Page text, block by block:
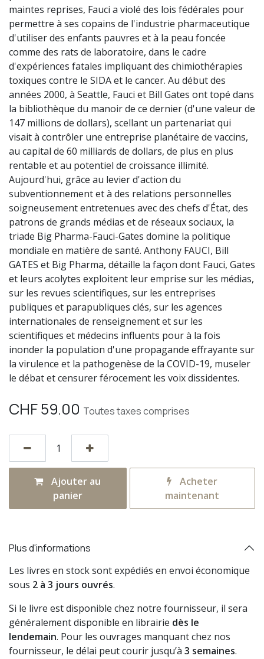
maintes reprises, Fauci a violé des lois fédérales pour
permettre à ses copains de l'industrie pharmaceutique
d'utiliser des enfants pauvres et à la peau foncée
comme des rats de laboratoire, dans le cadre
d'expériences fatales impliquant des chimiothérapies
toxiques contre le SIDA et le cancer. Au début des
années 2000, à Seattle, Fauci et Bill Gates ont topé dans
la bibliothèque du manoir de ce dernier (d'une valeur de
147 millions de dollars), scellant un partenariat qui
visait à contrôler une entreprise planétaire de vaccins,
au capital de 60 milliards de dollars, de plus en plus
rentable et au potentiel de croissance illimité.
Aujourd'hui, grâce au levier d'action du
subventionnement et à des relations personnelles
soigneusement entretenues avec des chefs d'État, des
patrons de grands médias et de réseaux sociaux, la
triade Big Pharma-Fauci-Gates domine la politique
mondiale en matière de santé. Anthony FAUCI, Bill
GATES et Big Pharma, détaille la façon dont Fauci, Gates
et leurs acolytes exploitent leur emprise sur les médias,
sur les revues scientifiques, sur les entreprises
publiques et parapubliques clés, sur les agences
internationales de renseignement et sur les
scientifiques et médecins influents pour à la fois
inonder la population d'une propagande effrayante sur
la virulence et la pathogenèse de la COVID-19, museler
le débat et censurer férocement les voix dissidentes.
CHF59.00 Toutes taxes comprises
Ajouter au
panier
Acheter
maintenant
Plus d'informations
Les livres en stock sont expédiés en envoi économique
sous 2 à 3 jours ouvrés.
Si le livre est disponible chez notre fournisseur, il sera
généralement disponible en librairie dès le
lendemain. Pour les ouvrages manquant chez nos
fournisseur, le délai peut courir jusqu’à 3 semaines.